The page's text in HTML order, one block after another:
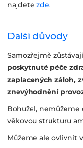
najdete zde.
Další důvody
Samozřejmě
poskytnuté péče
zaplacených záloh,
znevýhodnění
Bohužel,
věkovou strukturu
Můžeme ale ovlivnit